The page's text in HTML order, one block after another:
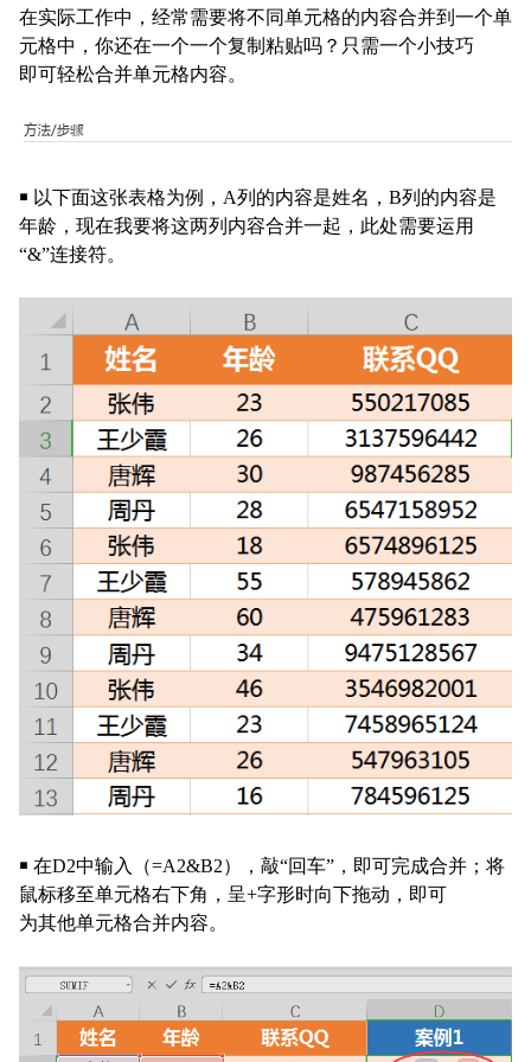
在实际工作中，经常需要将不同单元格的内容合并到一个单
元格中，你还在一个一个复制粘贴吗？只需一个小技巧
即可轻松合并单元格内容。
￭ 以下面这张表格为例，A列的内容是姓名，B列的内容是
年龄，现在我要将这两列内容合并一起，此处需要运用
“&”连接符。
￭ 在D2中输入（=A2&B2），敲“回车”，即可完成合并；将
鼠标移至单元格右下角，呈+字形时向下拖动，即可
为其他单元格合并内容。